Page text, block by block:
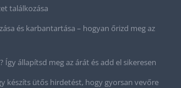
találkozása
és karbantartása – hogyan őrizd meg az
Így állapítsd meg az árát és add el sikeresen
készíts ütős hirdetést, hogy gyorsan vevőre